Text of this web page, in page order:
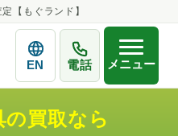
【もぐランド】
EN 電話 メニュー
の買取なら